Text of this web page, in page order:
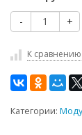
-
+
К сравнению
Категории: